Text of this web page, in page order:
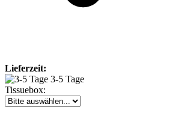
Lieferzeit:
3-5 Tage
Tissuebox: